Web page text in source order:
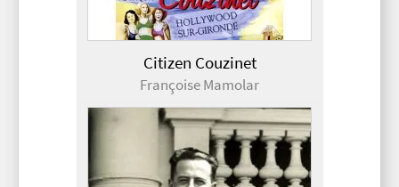
Citizen Couzinet
Françoise Mamolar